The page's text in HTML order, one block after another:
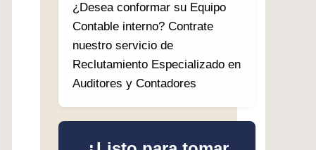
¿Desea conformar su Equipo
Contable interno? Contrate
nuestro servicio de
Reclutamiento Especializado en
Auditores y Contadores